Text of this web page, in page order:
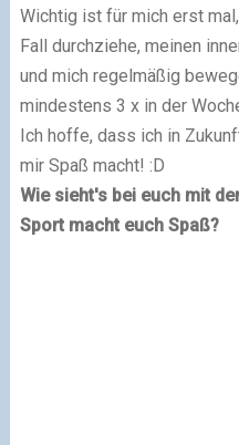
Wichtig ist für mich erst
Fall durchziehe, meinen
und mich regelmäßig
mindestens 3 x in der
Ich hoffe, dass ich in
mir Spaß macht! :D
Wie sieht's bei euch mit
Sport macht euch Spaß?